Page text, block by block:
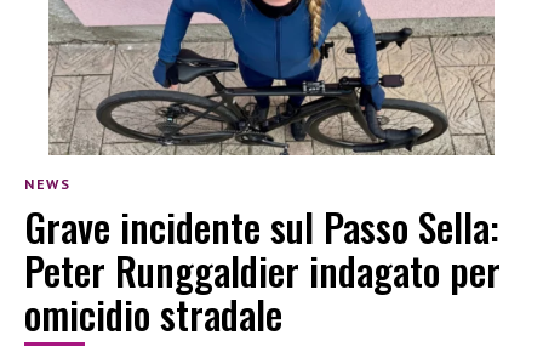
NEWS
Grave incidente sul Passo Sella:
Peter Runggaldier indagato per
omicidio stradale